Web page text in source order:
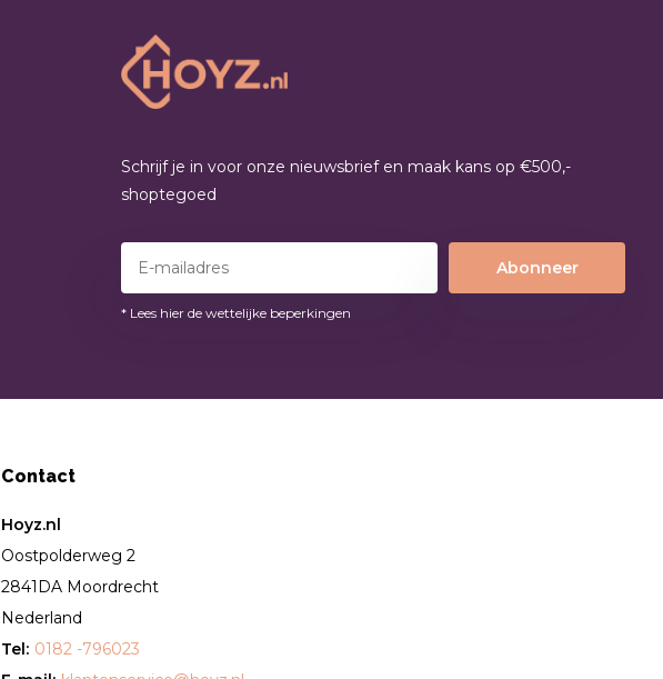
Schrijf je in voor onze nieuwsbrief en maak kans op €500,-
shoptegoed
Abonneer
* Lees hier de wettelijke beperkingen
Contact
Hoyz.nl
Oostpolderweg 2
2841DA Moordrecht
Nederland
Tel: 0182 -796023